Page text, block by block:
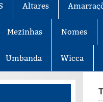
Altares
Mezinhas Nomes
Umbanda Wicca